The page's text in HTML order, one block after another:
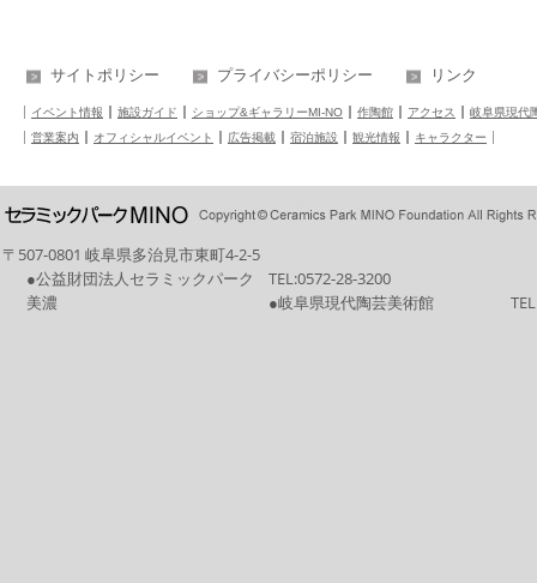
サイトポリシー プライバシーポリシー リンク
イベント情報 施設ガイド ショップ&ギャラリーMI-NO 作陶館 アクセス
岐阜県現代
営業案内
オフィシャルイベント 広告掲載 宿泊施設 観光情報 キャラクター
〒507-0801 岐阜県多治見市東町4-2-5
●公益財団法人セラミックパーク
美濃
TEL:0572-28-3200
●岐阜県現代陶芸美術館